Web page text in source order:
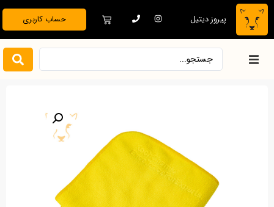
پیروز دیتیل حساب کاربری
دیتیلینگ تخصصی
بدنه خودرو